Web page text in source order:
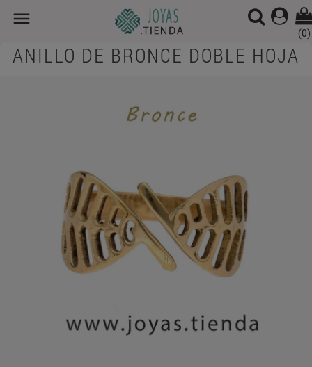

(0)
ANILLO DE BRONCE DOBLE HOJA